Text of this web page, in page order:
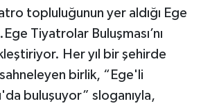
topluluğunun yer aldığı Ege
Tiyatrolar Buluşması’nı
Her yıl bir şehirde
birlik, “Ege'li
buluşuyor” sloganıyla,